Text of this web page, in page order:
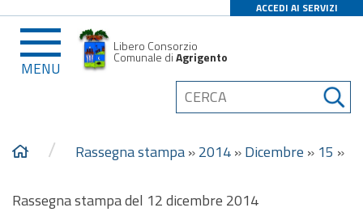
ACCEDI AI SERVIZI
MENU
Libero Consorzio
Comunale diAgrigento
/ Rassegna stampa»2014»Dicembre » 15 »
Rassegna stampa del 12 dicembre 2014